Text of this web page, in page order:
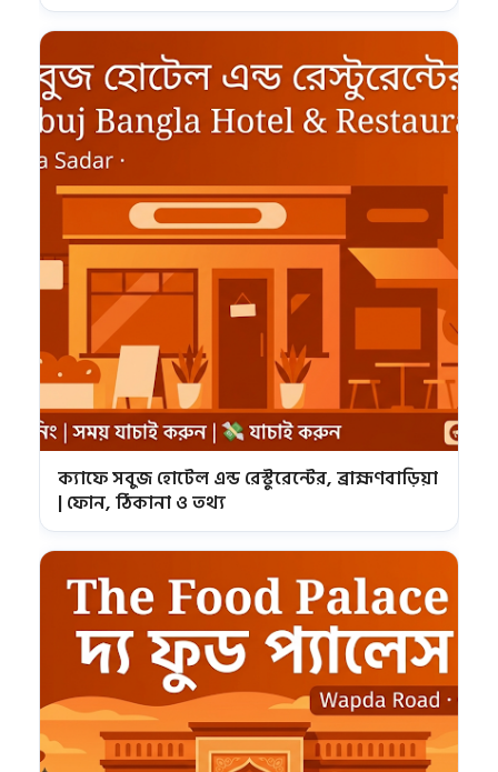
ক্যাফে সবুজ হোটেল এন্ড রেস্টুরেন্টের, ব্রাহ্মণবাড়িয়া
| ফোন, ঠিকানা ও তথ্য